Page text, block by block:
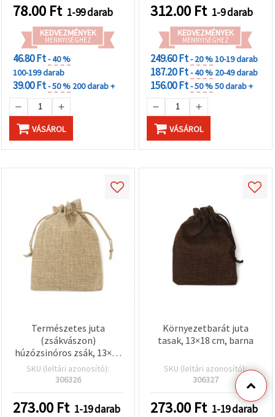
78.00 Ft 1-99 darab
KEDVEZMÉNYEK
MENNYISÉGHEZ
46.80 Ft- 40 %
100-199 darab
39.00 Ft- 50 % 200 darab +
VÁSÁROL
312.00 Ft 1-9 darab
KEDVEZMÉNYEK
MENNYISÉGHEZ
249.60 Ft- 20 %10-19 darab
187.20 Ft- 40 % 20-49 darab
156.00 Ft- 50 %50 darab +
VÁSÁROL
Természetes juta
(zsákvászon)
húzózsinóros zsák, 13×18
cm
SKU (leltári azonosító):
306326
273.00 Ft 1-19 darab
Környezetbarát juta
tasak, 13×18 cm, barna
SKU (leltári azonosító):
306327
273.00 Ft 1-19 darab